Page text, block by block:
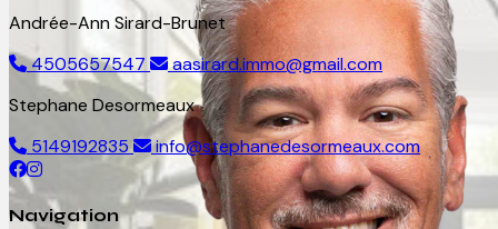
Andrée-Ann Sirard-Brunet
4505657547
aasirard.immo@gmail.com
Stephane Desormeaux
5149192835
info@stephanedesormeaux.com
Navigation